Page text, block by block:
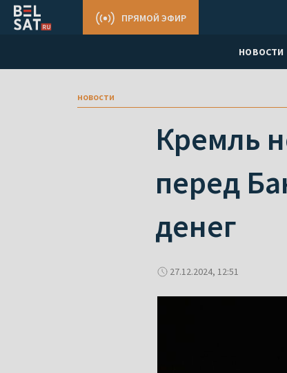
НОВОСТИ
ПРЯМОЙ ЭФИР
новости
Кремль
перед
денег
27.12.2024, 12:51